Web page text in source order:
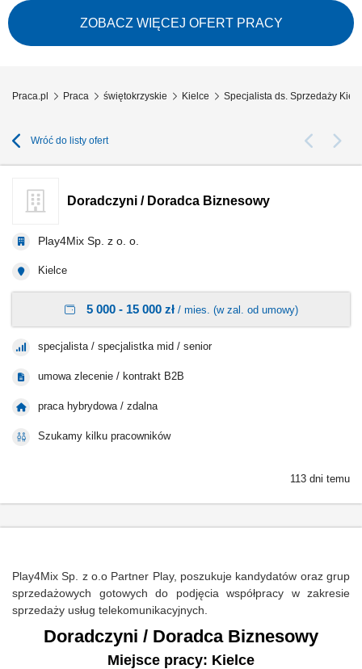
majątkowe, grupowe). Przygotowywanie indywidualnych ofert
ubezpieczeniowych Spotkania z klientami. Doradztwo w wyborze
najlepszych rozwiązań ubezpieczeniowych. Budowanie trwałych relacji z
klientami. Rozwój umiejętności...
ZOBACZ WIĘCEJ OFERT PRACY
Praca.pl Praca świętokrzyskie Kielce Specjalista ds. Sprzedaży
Wróć do listy ofert
Doradczyni / Doradca Biznesowy
Play4Mix Sp. z o. o.
Kielce
5 000 - 15 000 zł/ mies. (w zal. od umowy)
specjalista / specjalistka mid / senior
umowa zlecenie / kontrakt B2B
praca hybrydowa / zdalna
Szukamy kilku pracowników
113 dni temu
Play4Mix Sp. z o.o Partner Play, poszukuje kandydatów oraz grup
sprzedażowych gotowych do podjęcia współpracy w zakresie
sprzedaży usług telekomunikacyjnych.
Doradczyni / Doradca Biznesowy
Miejsce pracy: Kielce